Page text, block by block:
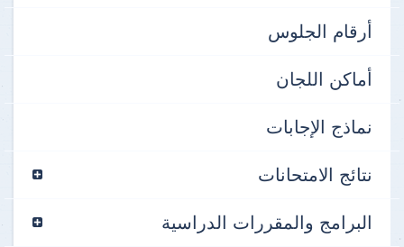
أرقام الجلوس
أماكن اللجان
نماذج الإجابات
نتائج الامتحانات
البرامج والمقررات الدراسية